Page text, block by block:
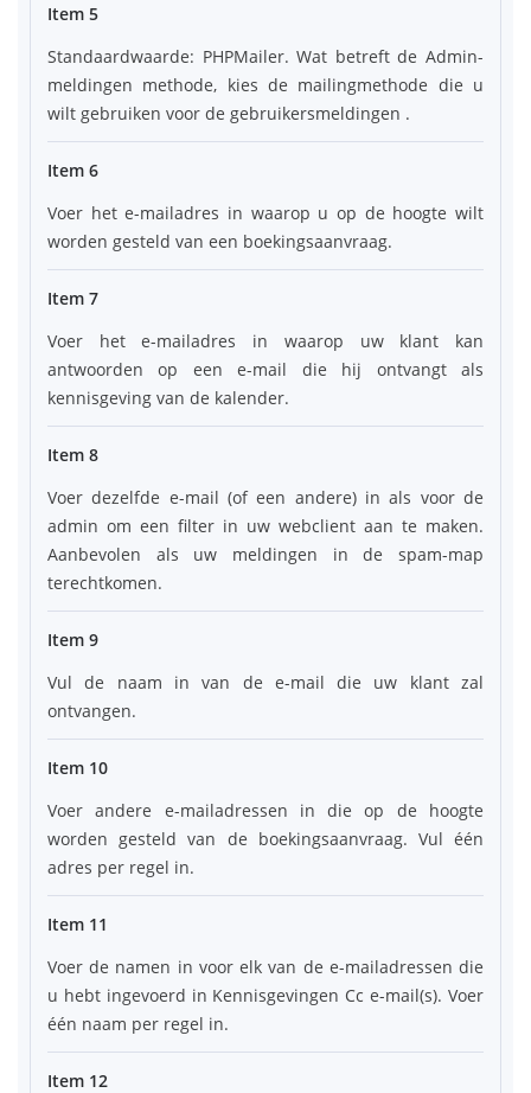
Item 5
Standaardwaarde: PHPMailer. Wat betreft de Admin-
meldingen methode, kies de mailingmethode die u
wilt gebruiken voor de gebruikersmeldingen .
Item 6
Voer het e-mailadres in waarop u op de hoogte wilt
worden gesteld van een boekingsaanvraag.
Item 7
Voer het e-mailadres in waarop uw klant kan
antwoorden op een e-mail die hij ontvangt als
kennisgeving van de kalender.
Item 8
Voer dezelfde e-mail (of een andere) in als voor de
admin om een filter in uw webclient aan te maken.
Aanbevolen als uw meldingen in de spam-map
terechtkomen.
Item 9
Vul de naam in van de e-mail die uw klant zal
ontvangen.
Item 10
Voer andere e-mailadressen in die op de hoogte
worden gesteld van de boekingsaanvraag. Vul één
adres per regel in.
Item 11
Voer de namen in voor elk van de e-mailadressen die
u hebt ingevoerd in Kennisgevingen Cc e-mail(s). Voer
één naam per regel in.
Item 12